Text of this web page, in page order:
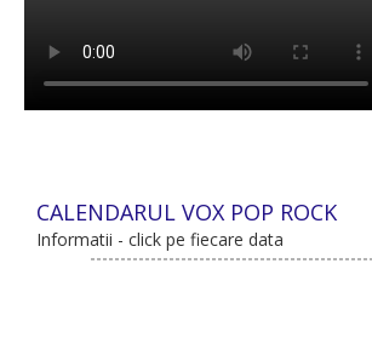
CALENDARUL VOX POP ROCK
Informatii - click pe fiecare data